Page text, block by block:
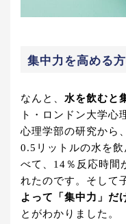
集中力を高める
なんと、 水を飲むと
ト・ロンドン大学心
心理学部の研究から
0.5リットルの水を
べて、14％反応時間
れたのです。そして
よって「集中力」だ
とがわかりました。